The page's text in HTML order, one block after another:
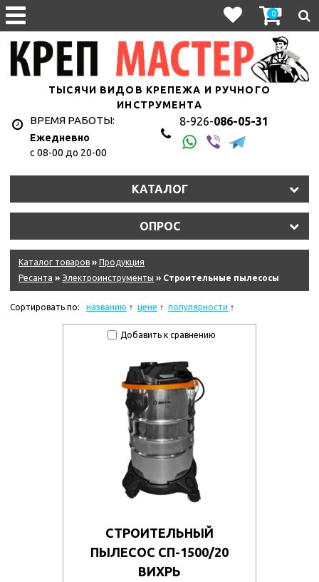
0
ТЫСЯЧИ ВИДОВ КРЕПЕЖА И РУЧНОГО
ИНСТРУМЕНТА
ВРЕМЯ РАБОТЫ:
Ежедневно
с 08-00 до 20-00
8-926-086-05-31
КАТАЛОГ
ОПРОС
Каталог товаров » Продукция
Ресанта » Электроинструменты » Строительные пылесосы
Сортировать по: названию цене популярности
Добавить к сравнению
СТРОИТЕЛЬНЫЙ
ПЫЛЕСОС СП-1500/20
ВИХРЬ